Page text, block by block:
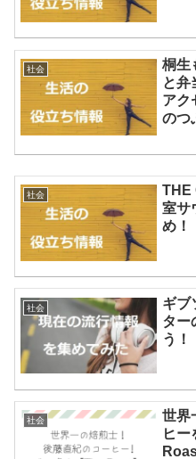
社会
桐生
と弁
アク
のつ
社会
THE
室サ
め！
社会
ギブ
ター
う！
社会
世界
ヒー